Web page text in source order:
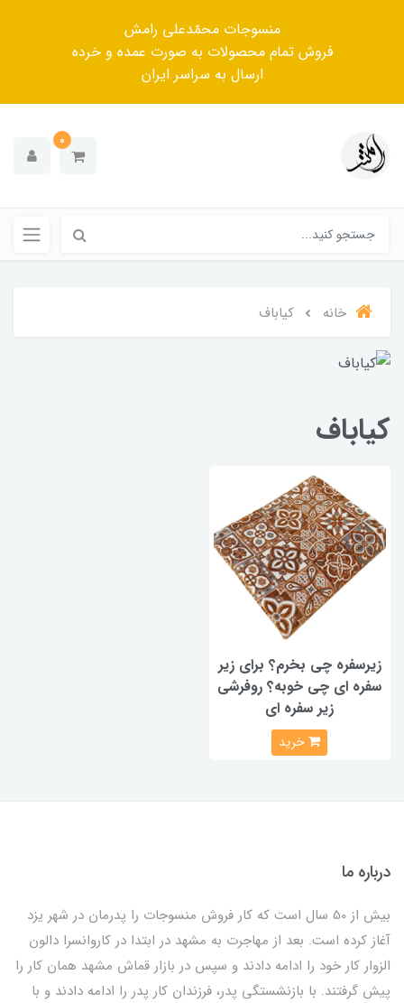
منسوجات محمّدعلی رامش
فروش تمام محصولات به صورت عمده و خرده
ارسال به سراسر ایران
0
خانه کیاباف
کیاباف
زیرسفره چی بخرم؟ برای زیر
سفره ای چی خوبه؟ روفرشی
زیر سفره ای
خرید
درباره ما
بیش از 50 سال است که کار فروش منسوجات را پدرمان در شهر یزد
آغاز کرده است. بعد از مهاجرت به مشهد در ابتدا در کاروانسرا دالون
الزوار کار خود را ادامه دادند و سپس در بازار قماش مشهد همان کار را
پیش گرفتند. با بازنشستگی پدر، فرزندان کار پدر را ادامه دادند و با